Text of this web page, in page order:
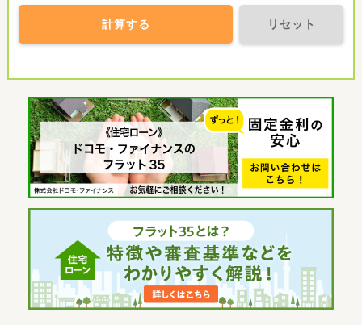
計算する リセット